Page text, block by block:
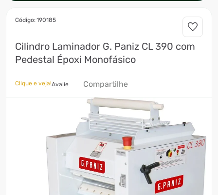
:190185
Cilindro Laminador G. Paniz CL 390 com
Pedestal Époxi Monofásico
Clique e veja!Avalie Compartilhe
2 º
fogão
3º
freezer
4º
forno
ventilador
motosserra
lavadora
climatizador